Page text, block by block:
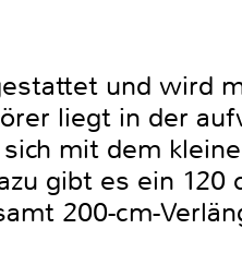
und wird
liegt in der
mit dem
gibt es ein 120
200-cm-